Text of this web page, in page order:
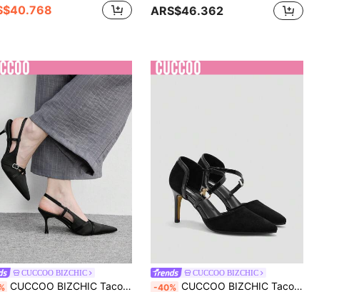
ARS$46.362
CUCCOO BIZCHIC
CUCCOO BIZCHIC Tacones altos de diseño con hebilla de punta fina para uso diario de moda para mujer
CUCCOO BIZCHIC
-40% CUCCOO BIZCHIC Tacones altos de diseño con hebilla de punta fina para uso diario de mujeres